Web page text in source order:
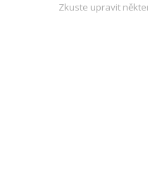
Zkuste upravit